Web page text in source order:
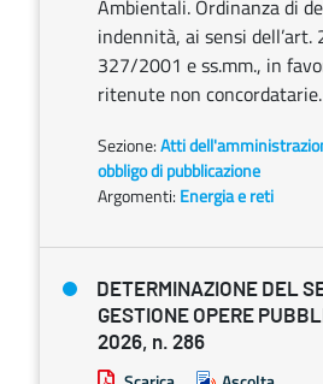
Ambientali. Ordinanza di
indennità, ai sensi dell’art.
327/2001 e ss.mm., in
ritenute non concordatarie.
Sezione:Atti
obbligo di pubblicazione
Argomenti: Energia e reti
DETERMINAZIONE DEL
GESTIONE OPERE
2026, n. 286